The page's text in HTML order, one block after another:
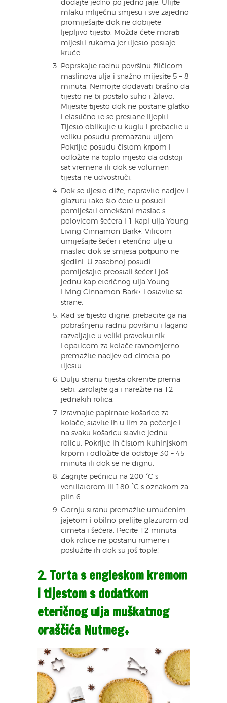
dodajte jedno po jedno jaje. Ulijte
mlaku mliječnu smjesu i sve zajedno
promiješajte dok ne dobijete
ljepljivo tijesto. Možda ćete morati
mijesiti rukama jer tijesto postaje
kruće.
Poprskajte radnu površinu žličicom
maslinova ulja i snažno mijesite 5 – 8
minuta. Nemojte dodavati brašno da
tijesto ne bi postalo suho i žilavo.
Mijesite tijesto dok ne postane glatko
i elastično te se prestane lijepiti.
Tijesto oblikujte u kuglu i prebacite u
veliku posudu premazanu uljem.
Pokrijte posudu čistom krpom i
odložite na toplo mjesto da odstoji
sat vremena ili dok se volumen
tijesta ne udvostruči.
Dok se tijesto diže, napravite nadjev i
glazuru tako što ćete u posudi
pomiješati omekšani maslac s
polovicom šećera i 1 kapi ulja Young
Living Cinnamon Bark+. Vilicom
umiješajte šećer i eterično ulje u
maslac dok se smjesa potpuno ne
sjedini. U zasebnoj posudi
pomiješajte preostali šećer i još
jednu kap eteričnog ulja Young
Living Cinnamon Bark+ i ostavite sa
strane.
Kad se tijesto digne, prebacite ga na
pobrašnjenu radnu površinu i lagano
razvaljajte u veliki pravokutnik.
Lopaticom za kolače ravnomjerno
premažite nadjev od cimeta po
tijestu.
Dulju stranu tijesta okrenite prema
sebi, zarolajte ga i narežite na 12
jednakih rolica.
Izravnajte papirnate košarice za
kolače, stavite ih u lim za pečenje i
na svaku košaricu stavite jednu
rolicu. Pokrijte ih čistom kuhinjskom
krpom i odložite da odstoje 30 – 45
minuta ili dok se ne dignu.
Zagrijte pećnicu na 200 °C s
ventilatorom ili 180 °C s oznakom za
plin 6.
Gornju stranu premažite umućenim
jajetom i obilno prelijte glazurom od
cimeta i šećera. Pecite 12 minuta
dok rolice ne postanu rumene i
poslužite ih dok su još tople!
2. Torta s engleskom kremom
i tijestom s dodatkom
eteričnog ulja muškatnog
oraščića Nutmeg+